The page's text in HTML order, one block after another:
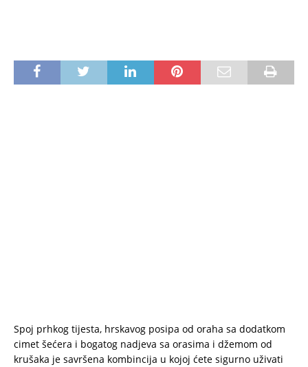
Spoj prhkog tijesta, hrskavog posipa od oraha sa dodatkom
cimet šećera i bogatog nadjeva sa orasima i džemom od
krušaka je savršena kombincija u kojoj ćete sigurno uživati